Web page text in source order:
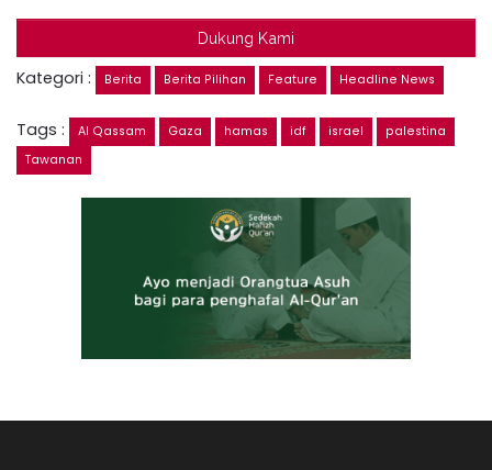
Dukung Kami
Kategori : Berita Berita Pilihan Feature Headline News
Tags : Al Qassam Gaza hamas idf israel
palestina
Tawanan